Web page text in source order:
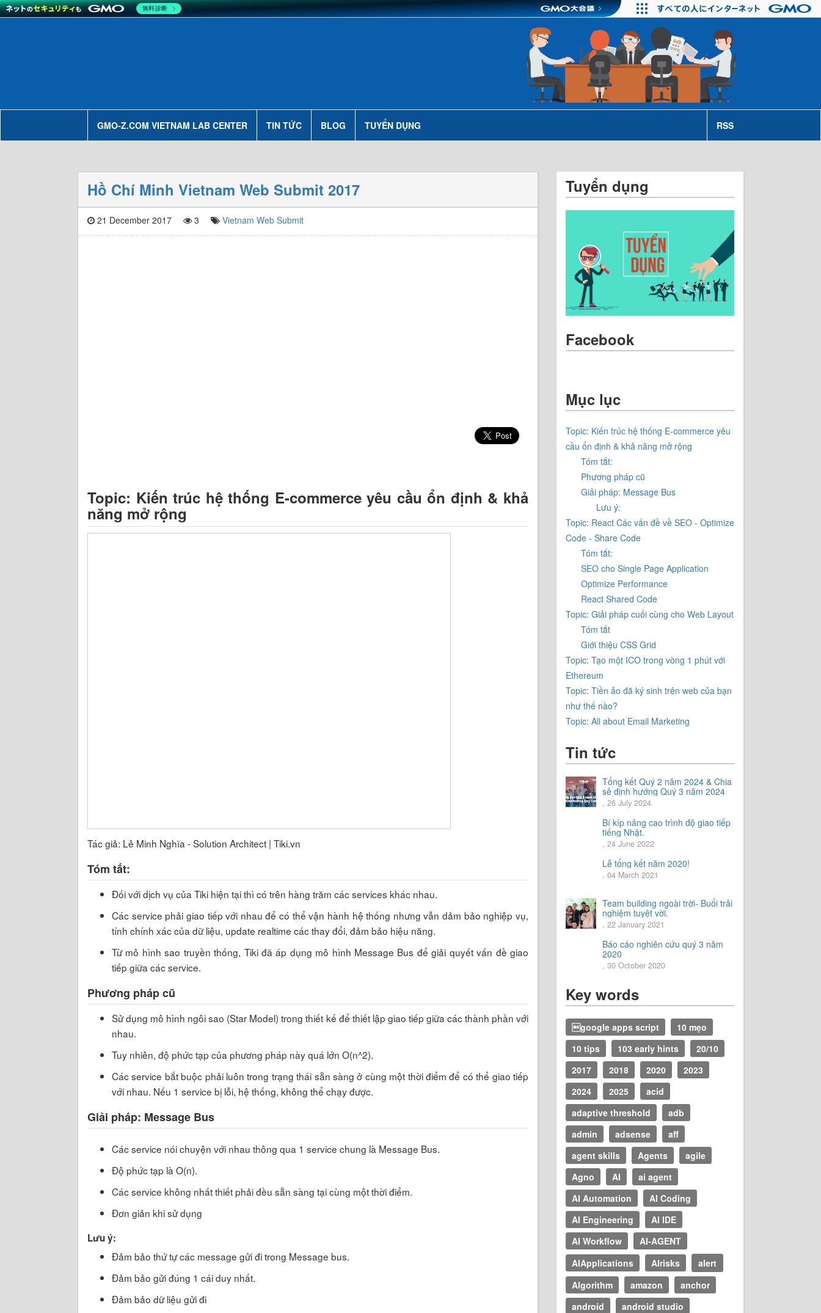
GMO-Z.COM VIETNAM LAB CENTER TIN TỨC BLOG TUYỂN DỤNG RSS
Hồ Chí Minh Vietnam Web Submit 2017
21 December 2017 3 Vietnam Web Submit
Topic: Kiến trúc hệ thống E-commerce yêu cầu ổn định & khả
năng mở rộng
Tác giả: Lê Minh Nghĩa - Solution Architect | Tiki.vn
Tóm tắt:
Đối với dịch vụ của Tiki hiện tại thì có trên hàng trăm các services khác nhau.
Các service phải giao tiếp với nhau để có thể vận hành hệ thống nhưng vẫn dảm bảo nghiệp vụ,
tính chính xác của dữ liệu, update realtime các thay đổi, đảm bảo hiệu năng.
Từ mô hình sao truyền thống, Tiki đã áp dụng mô hình Message Bus để giải quyết vấn đề giao
tiếp giữa các service.
Phương pháp cũ
Sử dụng mô hình ngôi sao (Star Model) trong thiết kế để thiết lập giao tiếp giữa các thành phần với
nhau.
Tuy nhiên, độ phức tạp của phương pháp này quá lớn O(n^2).
Các service bắt buộc phải luôn trong trạng thái sẵn sàng ở cùng một thời điểm để có thể giao tiếp
với nhau. Nếu 1 service bị lỗi, hệ thống, không thể chạy được.
Giải pháp: Message Bus
Các service nói chuyện với nhau thông qua 1 service chung là Message Bus.
Độ phức tạp là O(n).
Các service không nhất thiết phải đều sẵn sàng tại cùng một thời điểm.
Đơn giản khi sử dụng
Lưu ý:
Đảm bảo thứ tự các message gửi đi trong Message bus.
Đảm bảo gửi đúng 1 cái duy nhất.
Đảm bảo dữ liệu gửi đi
Tuyển dụng
Facebook
Mục lục
Topic: Kiến trúc hệ thống E-commerce yêu
cầu ổn định & khả năng mở rộng
Tóm tắt:
Phương pháp cũ
Giải pháp: Message Bus
Lưu ý:
Topic: React Các vấn đề về SEO - Optimize
Code - Share Code
Tóm tắt:
SEO cho Single Page Application
Optimize Performance
React Shared Code
Topic: Giải pháp cuối cùng cho Web Layout
Tóm tắt
Giới thiệu CSS Grid
Topic: Tạo một ICO trong vòng 1 phút với
Ethereum
Topic: Tiền ảo đã ký sinh trên web của bạn
như thế nào?
Topic: All about Email Marketing
Tin tức
Tổng kết Quý 2 năm 2024 & Chia
sẻ định hướng Quý 3 năm 2024
, 26 July 2024
Bí kíp nâng cao trình độ giao tiếp
tiếng Nhật.
, 24 June 2022
Lễ tổng kết năm 2020!
, 04 March 2021
Team building ngoài trời- Buổi trải
nghiệm tuyệt vời.
, 22 January 2021
Báo cáo nghiên cứu quý 3 năm
2020
, 30 October 2020
Key words
google apps script
10 mẹo
10 tips
103 early hints
20/10
2017
2018 2020
2023
2024
2025
acid
adaptive threshold
adb
admin
adsense
aff
agent skills
Agents
agile
Agno
AI
ai agent
AI Automation
AI Coding
AI Engineering
AI IDE
AI Workflow
AI-AGENT
AIApplications
AIrisks
alert
Algorithm
amazon
anchor
android
android studio
無料診断